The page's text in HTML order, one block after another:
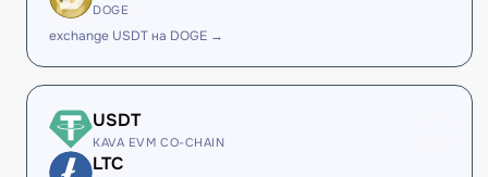
DOGE
exchange USDT на DOGE →
USDT
KAVA EVM CO-CHAIN
LTC